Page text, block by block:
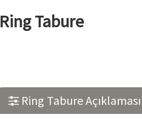
Ring Tabure
Ring Tabure Açıklaması